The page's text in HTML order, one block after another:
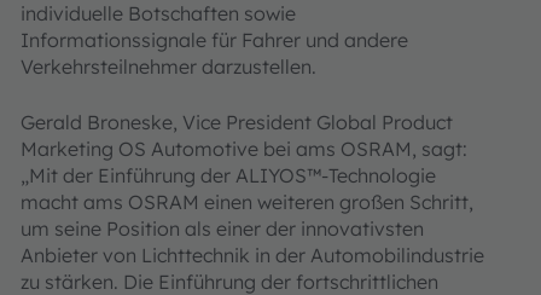
individuelle Botschaften sowie
Informationssignale für Fahrer und andere
Verkehrsteilnehmer darzustellen.
Gerald Broneske, Vice President Global Product
Marketing OS Automotive bei ams OSRAM, sagt:
„Mit der Einführung der ALIYOS™-Technologie
macht ams OSRAM einen weiteren großen Schritt,
um seine Position als einer der innovativsten
Anbieter von Lichttechnik in der Automobilindustrie
zu stärken. Die Einführung der fortschrittlichen